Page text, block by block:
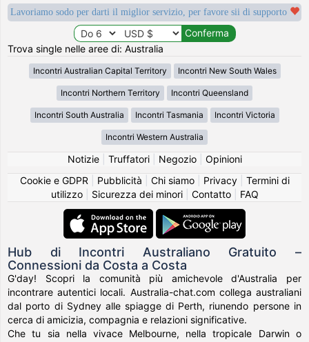
Lavoriamo sodo per darti il miglior servizio, per favore sii di supporto
Trova single nelle aree di: Australia
Incontri Australian Capital Territory Incontri New South Wales
Incontri Northern Territory Incontri Queensland
Incontri South Australia Incontri Tasmania Incontri Victoria
Incontri Western Australia
Notizie| Truffatori| Negozio| Opinioni
Cookie e GDPR
Pubblicità Chi siamo| Privacy| Termini di
utilizzo| Sicurezza dei minori| Contatto| FAQ
Hub di Incontri Australiano Gratuito –
Connessioni da Costa a Costa
G'day! Scopri la comunità più amichevole d'Australia per
incontrare autentici locali. Australia-chat.com collega australiani
dal porto di Sydney alle spiagge di Perth, riunendo persone in
cerca di amicizia, compagnia e relazioni significative.
Che tu sia nella vivace Melbourne, nella tropicale Darwin o